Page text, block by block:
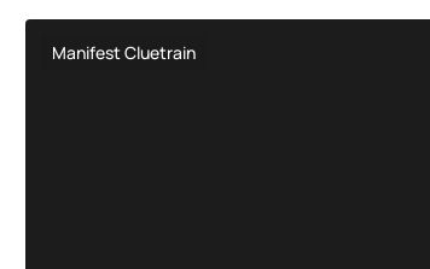
Manifest Cluetrain